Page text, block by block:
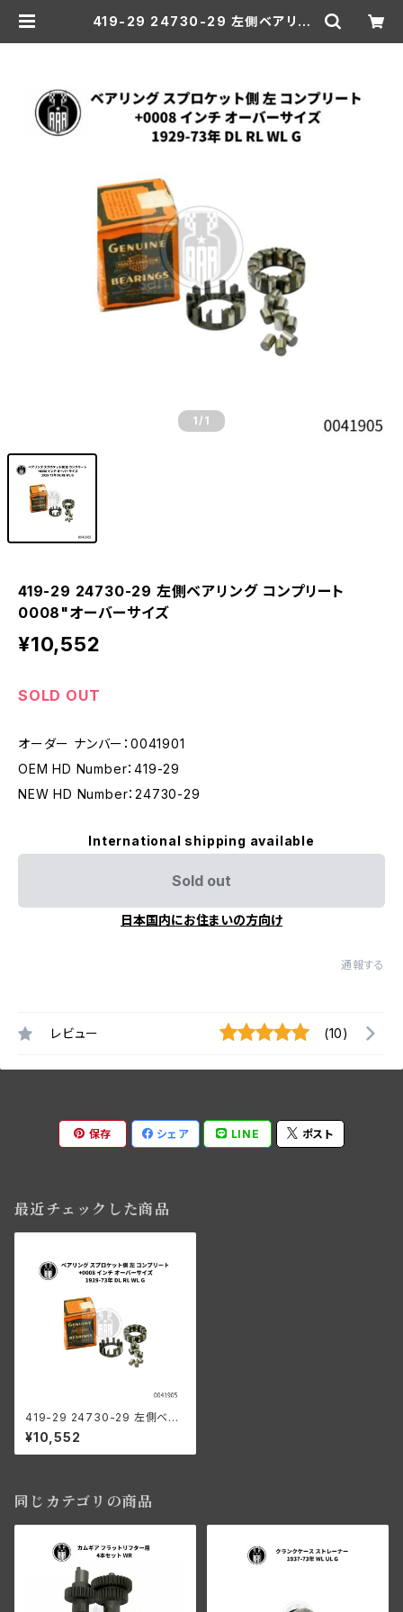
419-29 24730-29 左側ベアリン
1 /1
419-29 24730-29 左側ベアリング コンプリート
0008"オーバーサイズ
¥10,552
SOLD OUT
オーダー ナンバー：0041901
OEM HD Number：419-29
NEW HD Number：24730-29
International shipping available
Sold out
日本国内にお住まいの方向け
通報する
レビュー (10)
保存 シェア LINE ポスト
最近チェックした商品
419-29 24730-29 左側ベア
リング コンプリート 0008"オー
バーサイズ
¥10,552
同じカテゴリの商品